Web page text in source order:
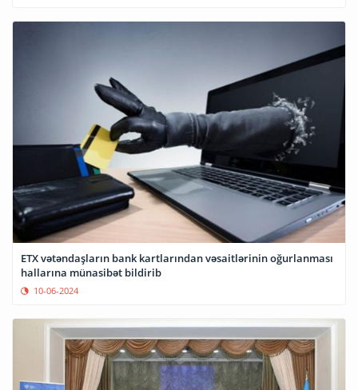
ETX vətəndaşların bank kartlarından vəsaitlərinin oğurlanması
hallarına münasibət bildirib
10-06-2024